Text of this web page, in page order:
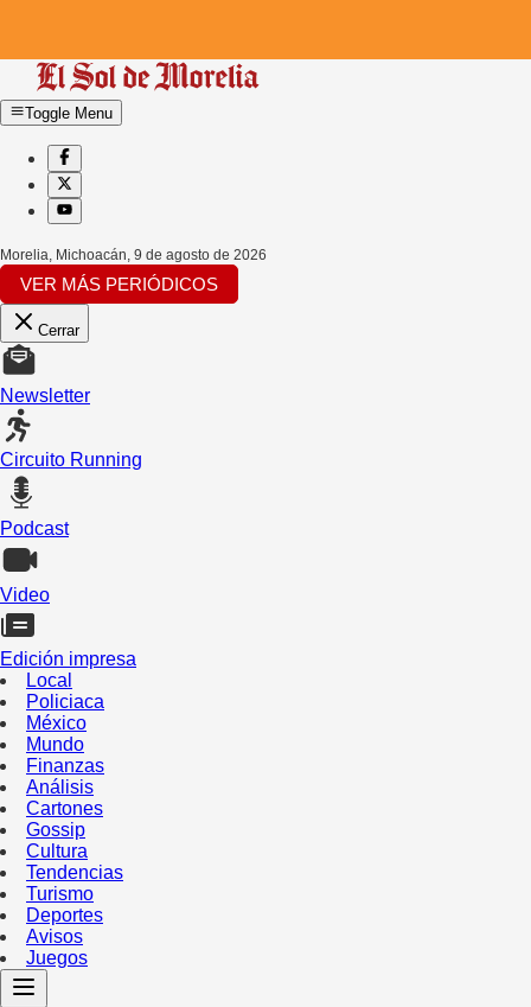
Toggle Menu
Morelia, Michoacán, 9 de agosto de 2026
VER MÁS PERIÓDICOS
Cerrar
Newsletter
Circuito Running
Podcast
Video
Edición impresa
Local
Policiaca
México
Mundo
Finanzas
Análisis
Cartones
Gossip
Cultura
Tendencias
Turismo
Deportes
Avisos
Juegos